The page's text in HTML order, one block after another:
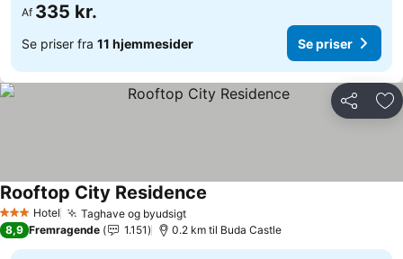
Af 335 kr.
Se priser fra 11 hjemmesider Se priser
Del
3 StjernerHotel Taghave og byudsigt
Rooftop City Residence
8,9 Fremragende 1.151 0.2 km til Buda Castle